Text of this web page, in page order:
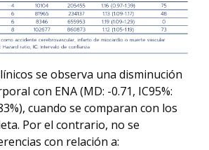
se observa una disminución
con ENA (MD: -0.71, IC95%:
cuando se comparan con los
Por el contrario, no se
con relación a: